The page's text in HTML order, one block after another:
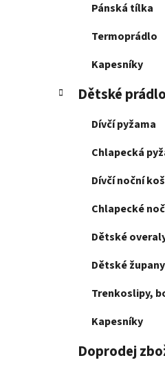
Pánská tílka
Termoprádlo
Kapesníky
Dětské prádlo
Dívčí pyžama
Chlapecká
Dívčí noční
Chlapecké
Dětské
Dětské župany
Trenkoslipy,
Kapesníky
Doprodej